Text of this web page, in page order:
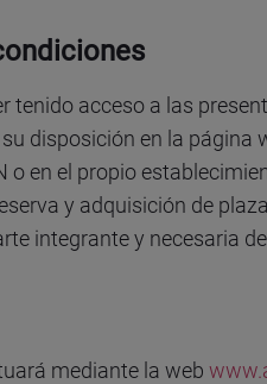
tenido acceso a las
disposición en la
o en el propio
y adquisición de
integrante y necesaria
mediante la web